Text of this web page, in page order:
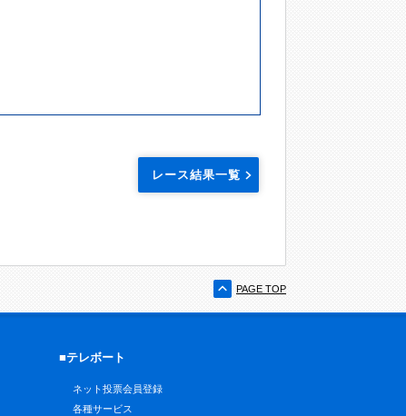
レース結果一覧
PAGE TOP
■テレボート
ネット投票会員登録
各種サービス